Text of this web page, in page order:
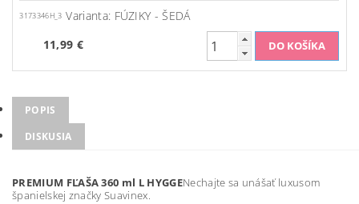
3173346H_3 Varianta: FÚZIKY - ŠEDÁ
11,99 €
POPIS
DISKUSIA
PREMIUM FĽAŠA 360 ml L HYGGENechajte sa unášať luxusom
španielskej značky Suavinex.